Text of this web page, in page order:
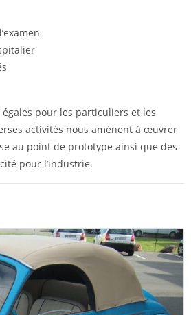
pour les particuliers et les
activités nous amènent à œuvrer
au point de prototype ainsi que des
pour l’industrie.